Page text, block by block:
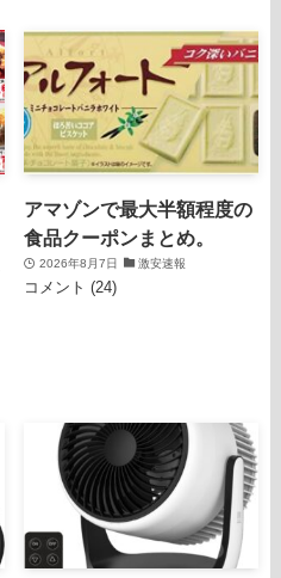
アマゾンで最大半額程度の
食品クーポンまとめ。
2026年8月7日 激安速報
コメント (24)